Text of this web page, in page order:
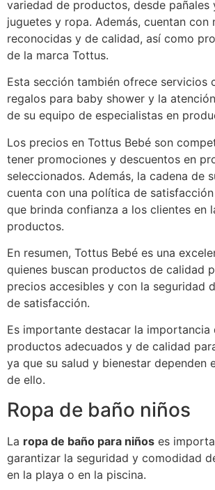
variedad de productos, desde pañales
juguetes y ropa. Además, cuentan con
reconocidas y de calidad, así como
de la marca Tottus.
Esta sección también ofrece servicios
regalos para baby shower y la
de su equipo de especialistas en
Los precios en Tottus Bebé son
tener promociones y descuentos en
seleccionados. Además, la cadena de
cuenta con una política de
que brinda confianza a los clientes en
productos.
En resumen, Tottus Bebé es una
quienes buscan productos de calidad
precios accesibles y con la seguridad
de satisfacción.
Es importante destacar la importancia
productos adecuados y de calidad
ya que su salud y bienestar dependen
de ello.
Ropa de baño niños
La ropa de baño para niños es
garantizar la seguridad y comodidad
en la playa o en la piscina.